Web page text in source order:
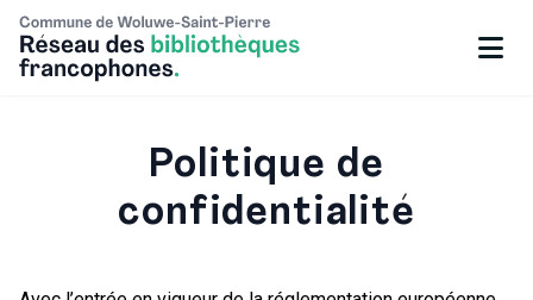
Politique de
confidentialité